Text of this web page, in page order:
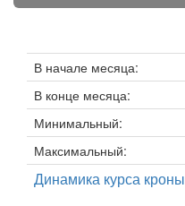
В начале месяца:
В конце месяца:
Минимальный:
Максимальный:
Динамика курса кроны